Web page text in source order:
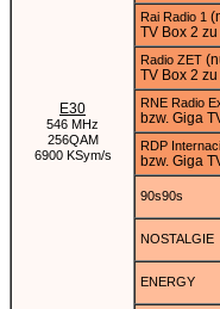
E30
546 MHz
256QAM
6900 KSym/s
Rai Radio 1
TV Box 2
Radio ZET
TV Box 2
RNE Radio
bzw. Giga
RDP
bzw. Giga
90s90s
NOSTALGIE
ENERGY